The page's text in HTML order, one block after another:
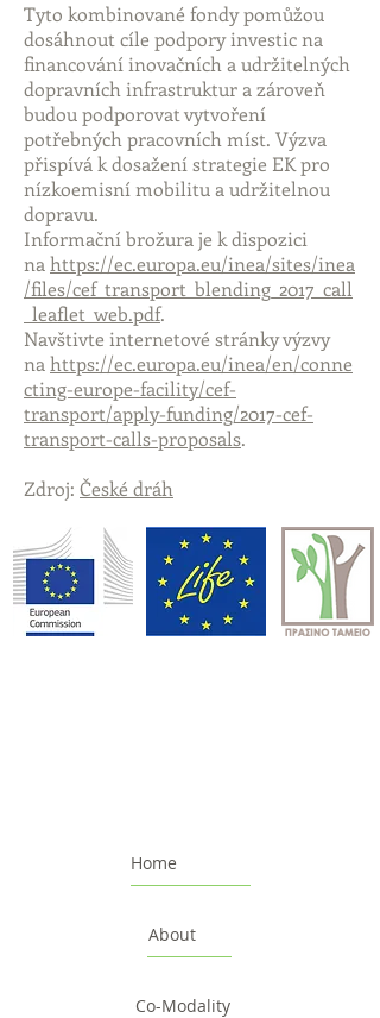
Tyto kombinované fondy pomůžou
dosáhnout cíle podpory investic na
financování inovačních a udržitelných
dopravních infrastruktur a zároveň
budou podporovat vytvoření
potřebných pracovních míst. Výzva
přispívá k dosažení strategie EK pro
nízkoemisní mobilitu a udržitelnou
dopravu.
Informační brožura je k dispozici
na https://ec.europa.eu/inea/sites/inea
/files/cef_transport_blending_2017_call
_leaflet_web.pdf.
Navštivte internetové stránky výzvy
na https://ec.europa.eu/inea/en/conne
cting-europe-facility/cef-
transport/apply-funding/2017-cef-
transport-calls-proposals.
Zdroj: České dráh
Home
About
Co-Modality